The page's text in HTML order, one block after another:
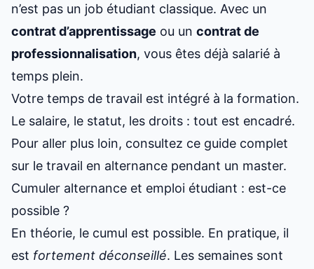
n’est pas un job étudiant classique. Avec un
contrat d’apprentissage ou un contrat de
professionnalisation, vous êtes déjà salarié à
temps plein.
Votre temps de travail est intégré à la formation.
Le salaire, le statut, les droits : tout est encadré.
Pour aller plus loin, consultez ce guide complet
sur le travail en alternance pendant un master.
Cumuler alternance et emploi étudiant : est-ce
possible ?
En théorie, le cumul est possible. En pratique, il
est fortement déconseillé. Les semaines sont